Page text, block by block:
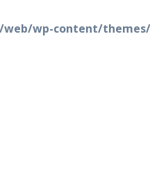
web/wp-content/